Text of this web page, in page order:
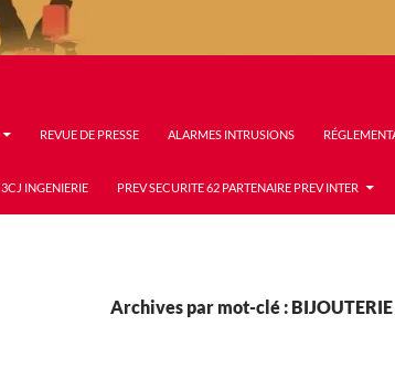
REVUE DE PRESSE ALARMES INTRUSIONS
3CJ INGENIERIE PREV SECURITE 62 PARTENAIRE PREV INTER
Archives par mot-clé :